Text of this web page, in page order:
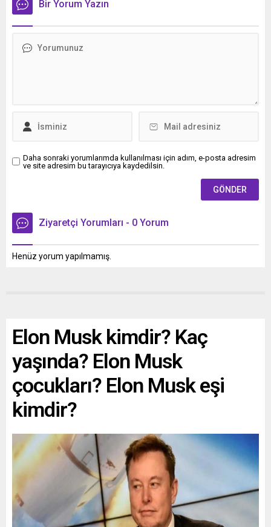
Bir Yorum Yazın
Daha sonraki yorumlarımda kullanılması için adım, e-posta adresim
ve site adresim bu tarayıcıya kaydedilsin.
Ziyaretçi Yorumları - 0 Yorum
Henüz yorum yapılmamış.
Elon Musk kimdir? Kaç
yaşında? Elon Musk
çocukları? Elon Musk eşi
kimdir?